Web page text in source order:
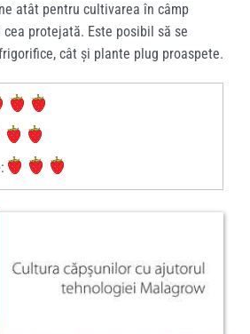
atât pentru cultivarea în câmp
protejată. Este posibil să se
cât și plante plug proaspete.
: